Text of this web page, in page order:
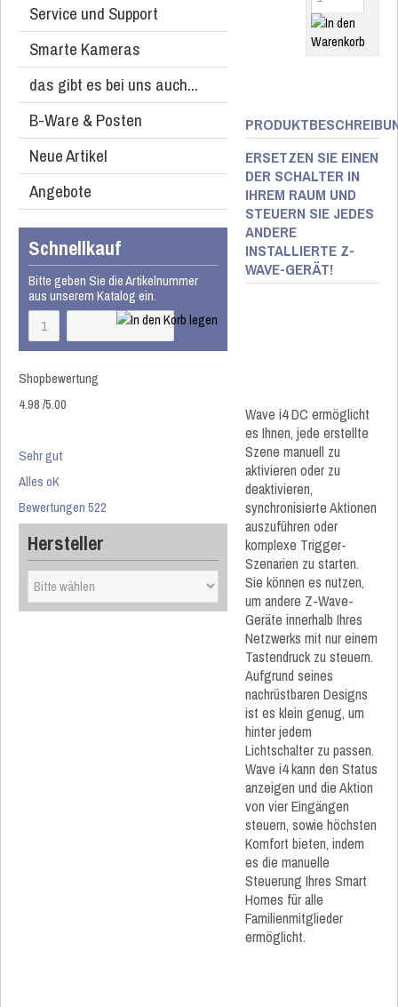
Service und Support
Smarte Kameras
das gibt es bei uns auch...
B-Ware & Posten
Neue Artikel
Angebote
Schnellkauf
Bitte geben Sie die Artikelnummer
aus unserem Katalog ein.
Shopbewertung
4.98/5.00
Sehr gut
Alles oK
Bewertungen 522
Hersteller
ERSETZEN SIE EINEN
DER SCHALTER IN
IHREM RAUM UND
STEUERN SIE JEDES
ANDERE
INSTALLIERTE Z-
WAVE-GERÄT!​
Wave i4 DC ermöglicht
es Ihnen, jede erstellte
Szene manuell zu
aktivieren oder zu
deaktivieren,
synchronisierte Aktionen
auszuführen oder
komplexe Trigger-
Szenarien zu starten.
Sie können es nutzen,
um andere Z-Wave-
Geräte innerhalb Ihres
Netzwerks mit nur einem
Tastendruck zu steuern.
Aufgrund seines
nachrüstbaren Designs
ist es klein genug, um
hinter jedem
Lichtschalter zu passen.
Wave i4 kann den Status
anzeigen und die Aktion
von vier Eingängen
steuern, sowie höchsten
Komfort bieten, indem
es die manuelle
Steuerung Ihres Smart
Homes für alle
Familienmitglieder
ermöglicht.